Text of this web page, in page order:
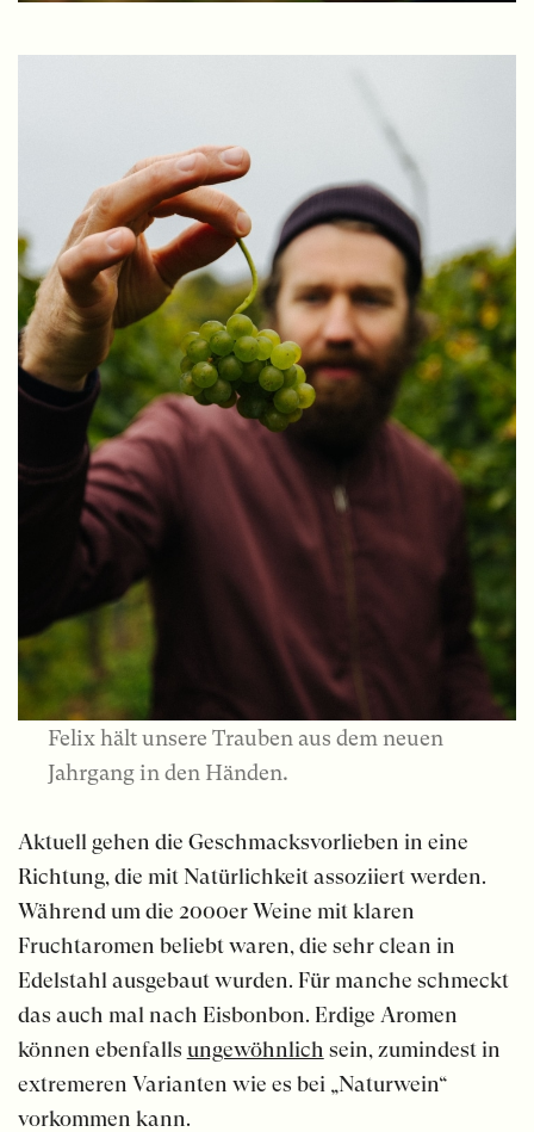
Felix hält unsere Trauben aus dem neuen
Jahrgang in den Händen.
Aktuell gehen die Geschmacksvorlieben in eine
Richtung, die mit Natürlichkeit assoziiert werden.
Während um die 2000er Weine mit klaren
Fruchtaromen beliebt waren, die sehr clean in
Edelstahl ausgebaut wurden. Für manche schmeckt
das auch mal nach Eisbonbon. Erdige Aromen
können ebenfalls ungewöhnlich sein, zumindest in
extremeren Varianten wie es bei „Naturwein“
vorkommen kann.